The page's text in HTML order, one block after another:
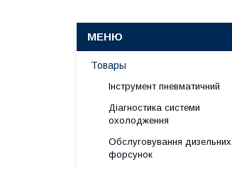
Товары
Інструмент пневматичний
Діагностика системи
охолодження
Обслуговування дизельних
форсунок